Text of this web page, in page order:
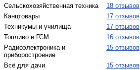
Сельскохозяйственная техника
18 отзывов
Канцтовары
17 отзывов
Техникумы и училища
17 отзывов
Топливо и ГСМ
16 отзывов
Радиоэлектроника и
приборостроение
15 отзывов
Всё для дачи
15 отзывов